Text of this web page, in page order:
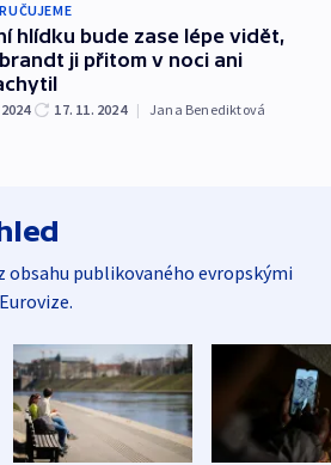
hlídku bude zase lépe vidět,
ji přitom v noci ani
17. 11. 2024 | Jana Benediktová
obsahu publikovaného evropskými